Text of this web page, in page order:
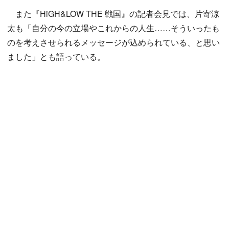
また『HiGH&LOW THE 戦国』の記者会見では、片寄涼
太も「自分の今の立場やこれからの人生……そういったも
のを考えさせられるメッセージが込められている、と思い
ました」とも語っている。